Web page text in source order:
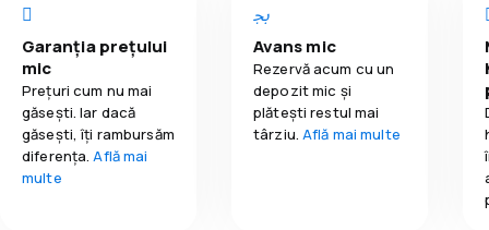
Garanția prețului
mic
Prețuri cum nu mai
găsești. Iar dacă
găseşti, îți rambursăm
diferența.Află mai
multe
Avans mic
Rezervă acum cu un
depozit mic și
plătești restul mai
târziu.Află mai multe